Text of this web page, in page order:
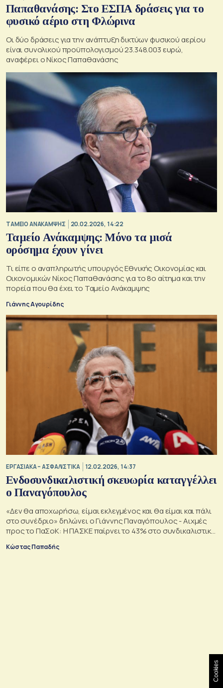
Παπαθανάσης: Στο ΕΣΠΑ δράσεις για το
φυσικό αέριο στη Φλώρινα
Οι δύο δράσεις για την ανάπτυξη δικτύων φυσικού αερίου
είναι συνολικού προϋπολογισμού 23.348.003 ευρώ,
αναφέρει ο Νίκος Παπαθανάσης
ΤΑΜΕΙΟ ΑΝΑΚΑΜΨΗΣ 20.02.2026, 14:22
Ταμείο Ανάκαμψης: Μόνο τα μισά
ορόσημα έχουν γίνει
Τι είπε ο αναπληρωτής υπουργός Εθνικής Οικονομίας και
Οικονομικών Νίκος Παπαθανάσης για το 8ο αίτημα και την
πορεία που θα έχει το Ταμείο Ανάκαμψης
Γιάννης Αγουρίδης
ΕΡΓΑΣΙΑΚΑ – ΑΣΦΑΛΙΣΤΙΚΑ 12.02.2026, 14:37
Ενδοσυνδικαλιστική σκευωρία καταγγέλλει
ο Παναγόπουλος
«Δεν θα αποχωρήσω, είμαι εκλεγμένος και θα είμαι και πάλι
στο συνέδριο» δηλώνει ο Γιάννης Παναγόπουλος - Αιχμές
προς το ΠαΣοΚ: Η ΠΑΣΚΕ παίρνει το 43% στο συνδικαλιστικό
Κώστας Παπαδής
Cookies